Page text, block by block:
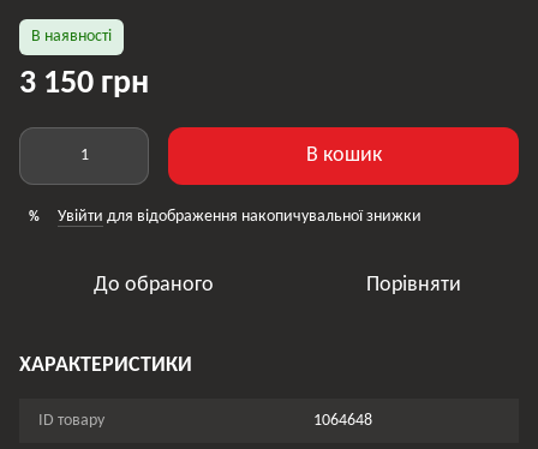
В наявності
3 150 грн
В кошик
% Увійти для відображення накопичувальної знижки
До обраного Порівняти
ХАРАКТЕРИСТИКИ
ID товару 1064648